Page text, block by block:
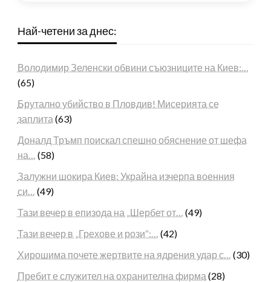
Най-четени за днес:
Володимир Зеленски обвини съюзниците на Киев:…
(65)
Брутално убийство в Пловдив! Мисерията се
заплита (63)
Доналд Тръмп поискал спешно обяснение от шефа
на… (58)
Залужни шокира Киев: Украйна изчерпа военния
си… (49)
Тази вечер в епизода на „Шербет от… (49)
Тази вечер в „Грехове и рози“:… (42)
Хирошима почете жертвите на ядрения удар с… (30)
Пребит е служител на охранителна фирма (28)